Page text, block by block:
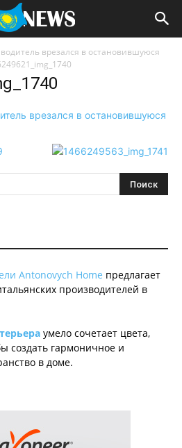
врезался в остановившуюся
Antonovych Home предлагает
производителей в
умело сочетает цвета,
создать гармоничное и
в доме.